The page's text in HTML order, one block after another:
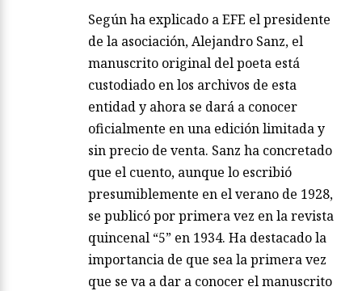
Según ha explicado a EFE el presidente
de la asociación, Alejandro Sanz, el
manuscrito original del poeta está
custodiado en los archivos de esta
entidad y ahora se dará a conocer
oficialmente en una edición limitada y
sin precio de venta. Sanz ha concretado
que el cuento, aunque lo escribió
presumiblemente en el verano de 1928,
se publicó por primera vez en la revista
quincenal “5” en 1934. Ha destacado la
importancia de que sea la primera vez
que se va a dar a conocer el manuscrito